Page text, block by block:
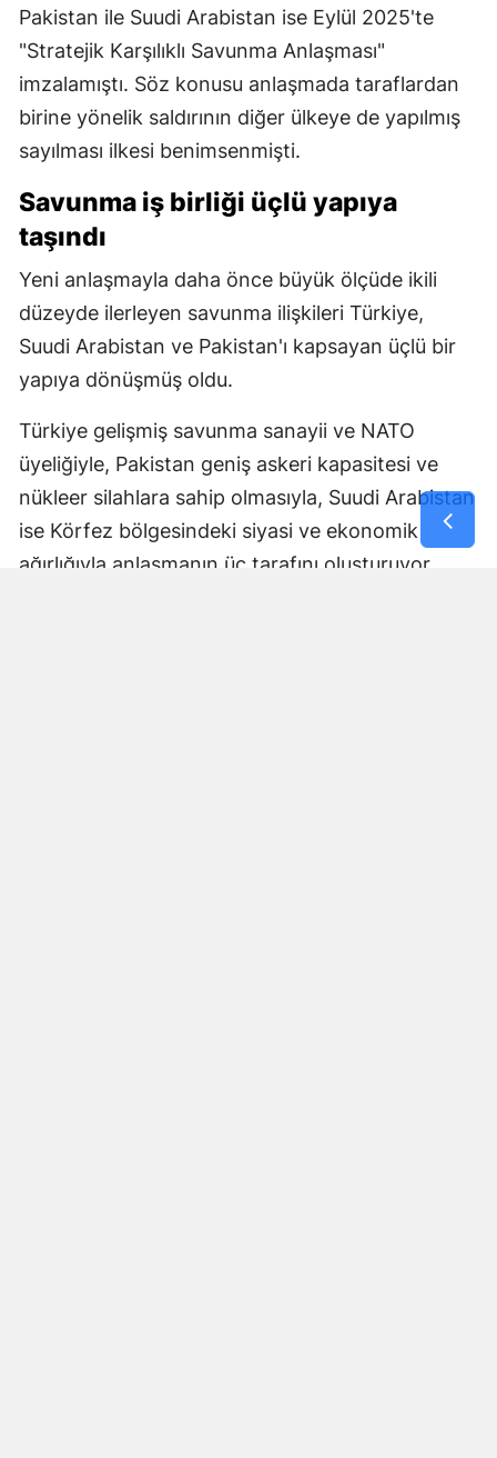
Pakistan ile Suudi Arabistan ise Eylül 2025'te
"Stratejik Karşılıklı Savunma Anlaşması"
imzalamıştı. Söz konusu anlaşmada taraflardan
birine yönelik saldırının diğer ülkeye de yapılmış
sayılması ilkesi benimsenmişti.
Savunma iş birliği üçlü yapıya
taşındı
Yeni anlaşmayla daha önce büyük ölçüde ikili
düzeyde ilerleyen savunma ilişkileri Türkiye,
Suudi Arabistan ve Pakistan'ı kapsayan üçlü bir
yapıya dönüşmüş oldu.
Türkiye gelişmiş savunma sanayii ve NATO
üyeliğiyle, Pakistan geniş askeri kapasitesi ve
nükleer silahlara sahip olmasıyla, Suudi Arabistan
ise Körfez bölgesindeki siyasi ve ekonomik
ağırlığıyla anlaşmanın üç tarafını oluşturuyor.